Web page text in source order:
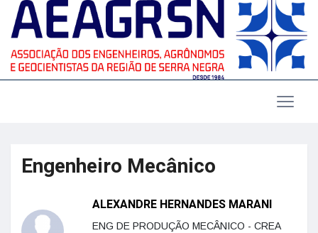
Engenheiro Mecânico
ALEXANDRE HERNANDES MARANI
ENG DE PRODUÇÃO MECÂNICO - CREA